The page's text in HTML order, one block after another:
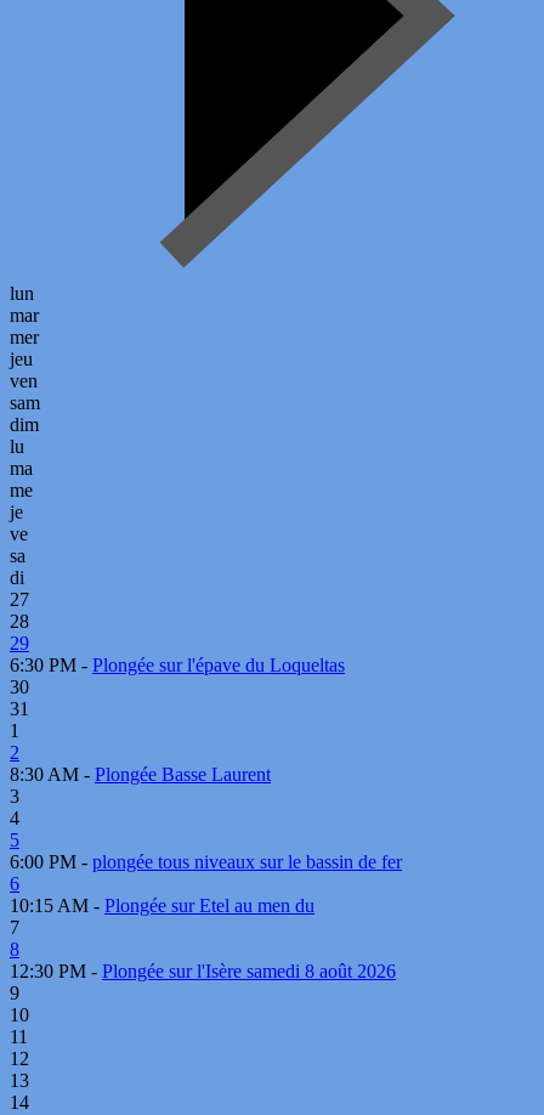
lun
mar
mer
jeu
ven
sam
dim
lu
ma
me
je
ve
sa
di
27
28
29
6:30 PM - Plongée sur l'épave du Loqueltas
30
31
1
2
8:30 AM - Plongée Basse Laurent
3
4
5
6:00 PM - plongée tous niveaux sur le bassin de fer
6
10:15 AM - Plongée sur Etel au men du
7
8
12:30 PM - Plongée sur l'Isère samedi 8 août 2026
9
10
11
12
13
14